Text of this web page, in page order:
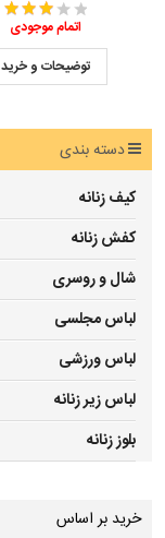
اتمام موجودی
توضیحات و خرید
دسته بندی
کیف زنانه
کفش زنانه
شال و روسری
لباس مجلسی
لباس ورزشی
لباس زیر زنانه
بلوز زنانه
خرید بر اساس